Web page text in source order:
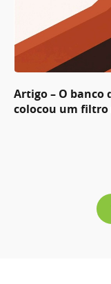
Artigo – O
colocou um filtro